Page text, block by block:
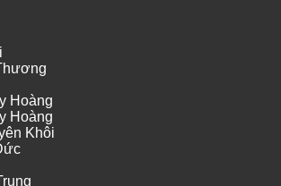
Hoàng
Hoàng
Khôi